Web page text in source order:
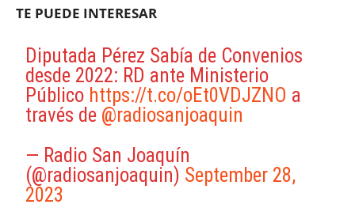
TE PUEDE INTERESAR
Diputada Pérez Sabía de Convenios
desde 2022: RD ante Ministerio
Público https://t.co/oEt0VDJZNO a
través de @radiosanjoaquin
— Radio San Joaquín
(@radiosanjoaquin) September 28,
2023